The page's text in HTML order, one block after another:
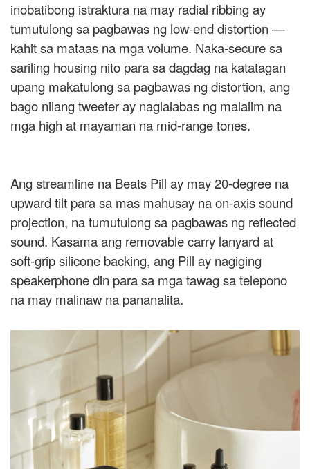
inobatibong istraktura na may radial ribbing ay
tumutulong sa pagbawas ng low-end distortion —
kahit sa mataas na mga volume. Naka-secure sa
sariling housing nito para sa dagdag na katatagan
upang makatulong sa pagbawas ng distortion, ang
bago nilang tweeter ay naglalabas ng malalim na
mga high at mayaman na mid-range tones.
Ang streamline na Beats Pill ay may 20-degree na
upward tilt para sa mas mahusay na on-axis sound
projection, na tumutulong sa pagbawas ng reflected
sound. Kasama ang removable carry lanyard at
soft-grip silicone backing, ang Pill ay nagiging
speakerphone din para sa mga tawag sa telepono
na may malinaw na pananalita.